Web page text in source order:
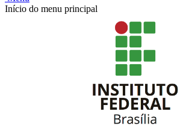
Início do menu principal